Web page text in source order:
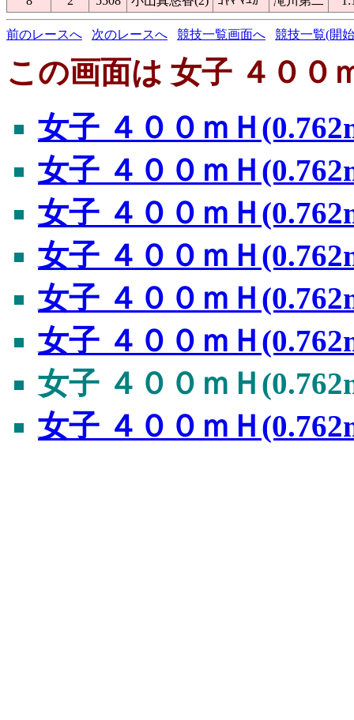
前のレースへ 次のレースへ 競技一覧画面へ 競技一覧(開
この画面は 女子 ４００
女子 ４００ｍＨ
女子 ４００ｍＨ
女子 ４００ｍＨ
女子 ４００ｍＨ
女子 ４００ｍＨ
女子 ４００ｍＨ
女子 ４００ｍＨ
女子 ４００ｍＨ